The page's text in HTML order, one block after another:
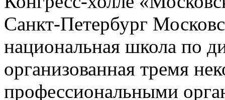
Санкт-Петербург
национальная школа по
организованная тремя
профессиональными